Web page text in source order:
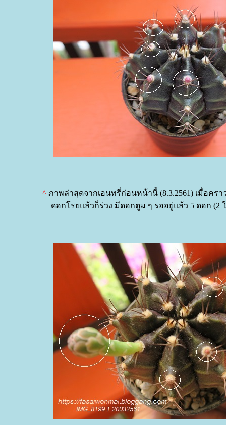
^ ภาพล่าสุดจากเอนทรี่ก่อนหน้านี้ (8.3.2561) เมื่อครา
ดอกโรยแล้วก็ร่วง มีดอกตูม ๆ รออยู่แล้ว 5 ดอก (2